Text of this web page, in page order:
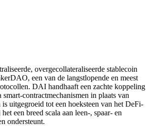
overgecollateraliseerde stablecoin
een van de langstlopende en meest
DAI handhaaft een zachte koppeling
contractmechanismen in plaats van
is uitgegroeid tot een hoeksteen van het DeFi-
een breed scala aan leen-, spaar- en
ondersteunt.